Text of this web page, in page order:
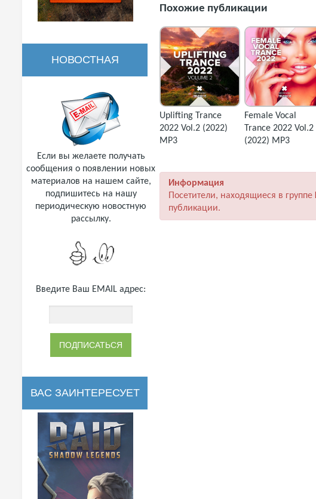
НОВОСТНАЯ
РАССЫЛКА
Если вы желаете получать
сообщения о появлении новых
материалов на нашем сайте,
подпишитесь на нашу
периодическую новостную
рассылку.
Введите Ваш EMAIL адрес:
ВАС ЗАИНТЕРЕСУЕТ
Похожие публикации
Uplifting Trance
2022 Vol.2 (2022)
MP3
Female Vocal
Trance 2022 Vol.2
(2022) MP3
Информация
Посетители, находящиеся в группе
публикации.